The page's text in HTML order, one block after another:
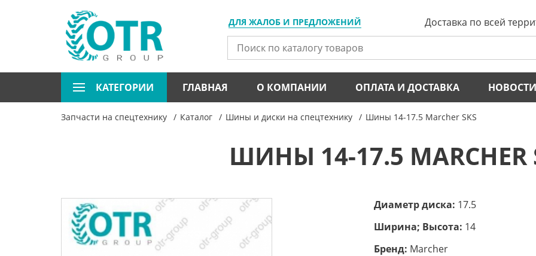
ДЛЯ ЖАЛОБ И ПРЕДЛОЖЕНИЙ Доставка по всей
КАТЕГОРИИ ГЛАВНАЯ О КОМПАНИИ ОПЛАТА И ДОСТАВКА НОВОСТИ
Запчасти на спецтехнику Каталог Шины и диски на спецтехнику Шины 14-17.5 Marcher SKS
ШИНЫ 14-17.5 MARCHER
Диаметр диска: 17.5
Ширина; Высота: 14
Бренд: Marcher